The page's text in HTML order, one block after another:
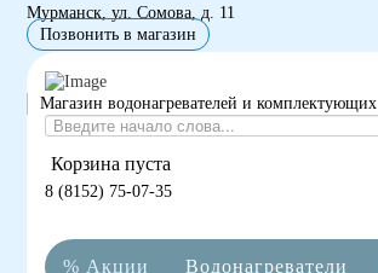
Мурманск, ул. Сомова, д. 11
Позвонить в магазин
Магазин водонагревателей и комплектующих
Корзина пуста
8 (8152) 75-07-35
% Акции Водонагреватели